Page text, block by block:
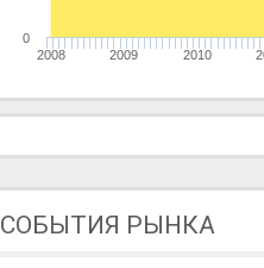
2008 2009 2010
0
СОБЫТИЯ РЫНКА